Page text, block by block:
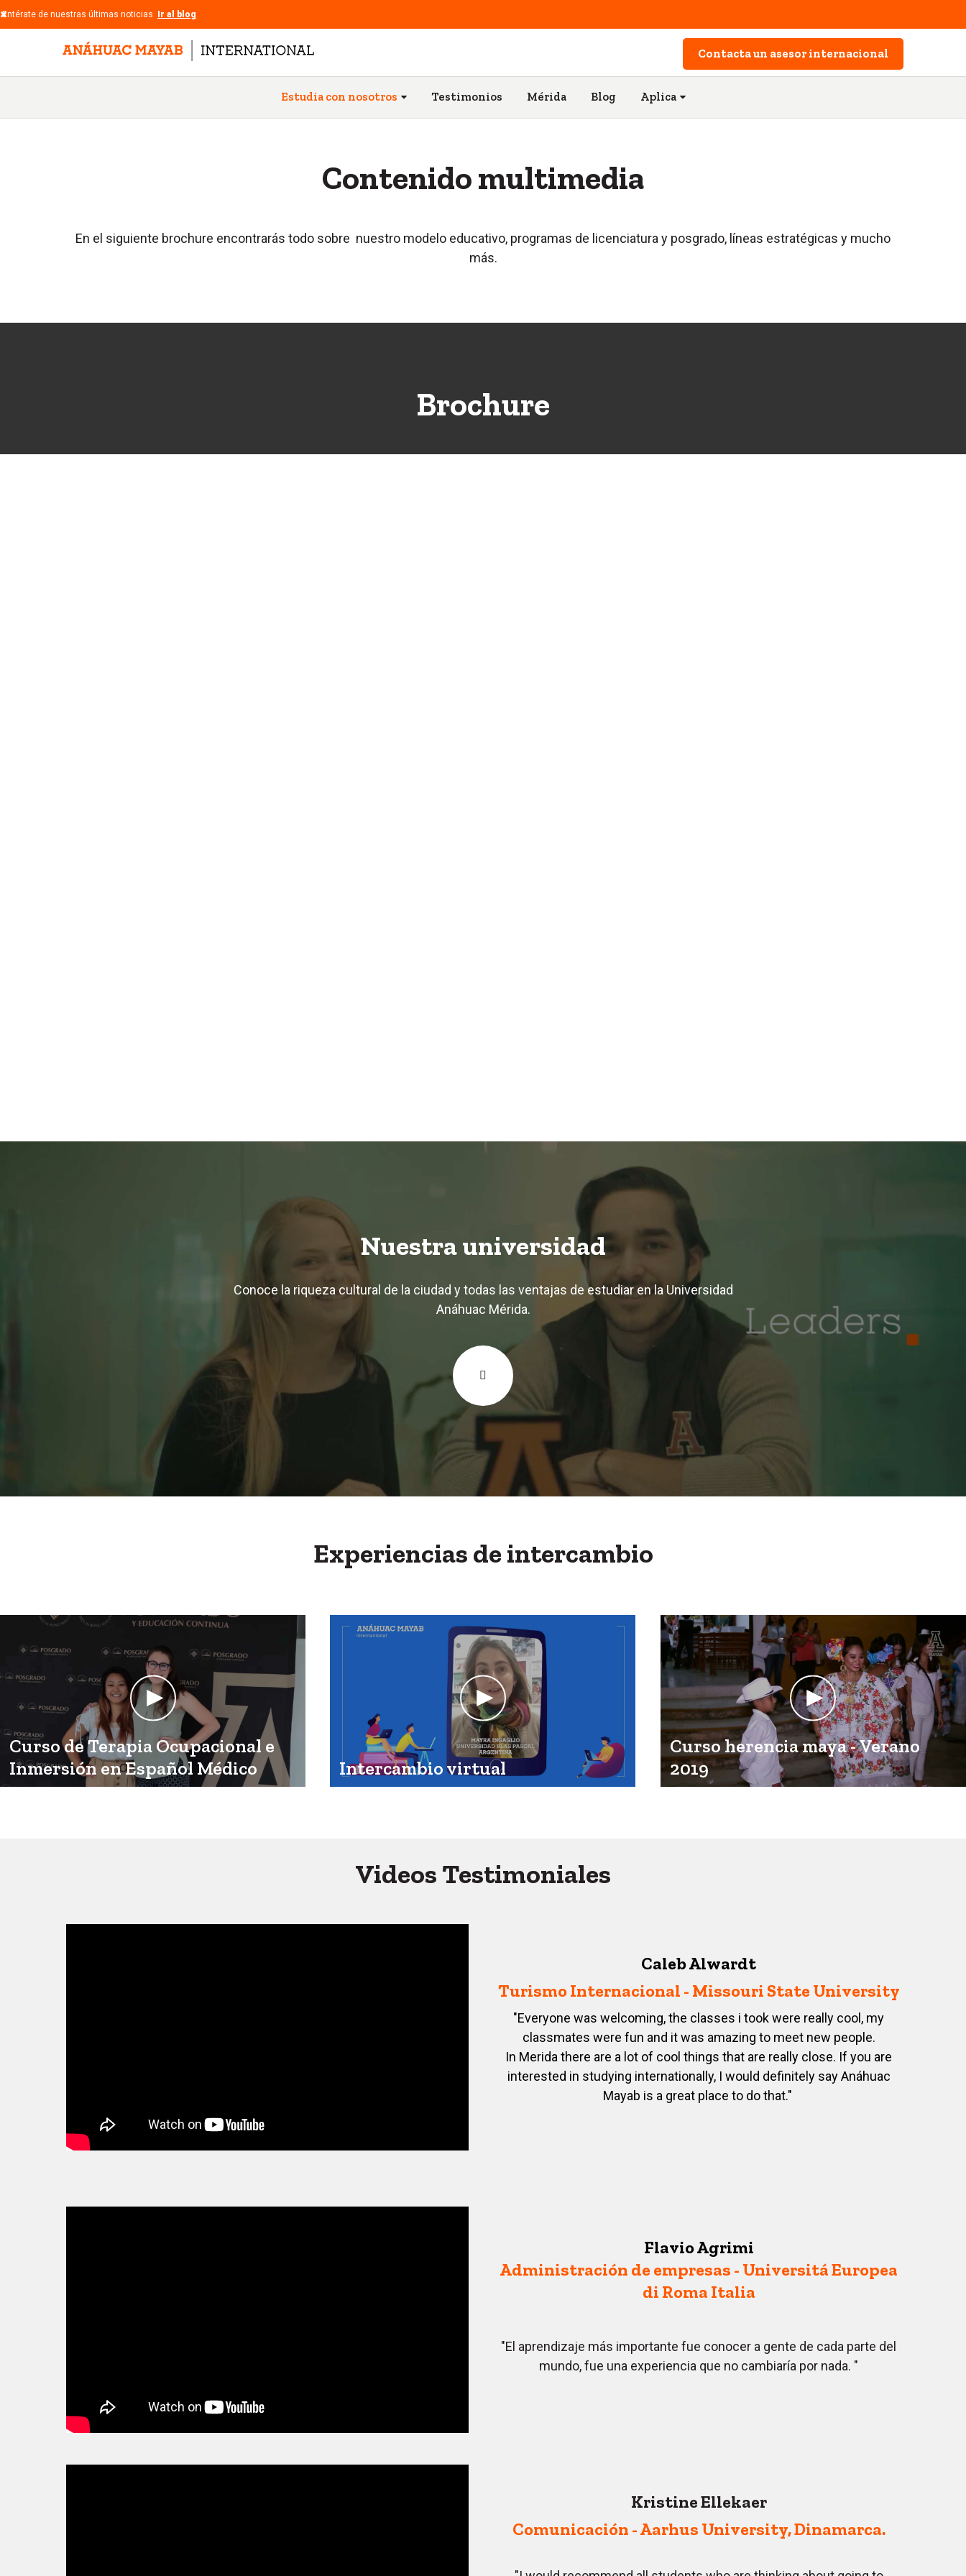
Entérate de nuestras últimas noticias Ir al blog
Contacta un asesor internacional
Estudia con nosotros Testimonios Mérida Blog Aplica
Contenido multimedia
En el siguiente brochure encontrarás todo sobre nuestro modelo educativo, programas de licenciatura y posgrado, líneas estratégicas y mucho
más.
Brochure
Nuestra universidad
Conoce la riqueza cultural de la ciudad y todas las ventajas de estudiar en la Universidad
Anáhuac Mérida.
Experiencias de intercambio
Curso de Terapia Ocupacional e
Inmersión en Español Médico
Intercambio virtual
Curso herencia maya - Verano
2019
Videos Testimoniales
Caleb Alwardt
Turismo Internacional - Missouri State University
"Everyone was welcoming, the classes i took were really cool, my
classmates were fun and it was amazing to meet new people.
In Merida there are a lot of cool things that are really close. If you are
interested in studying internationally, I would definitely say Anáhuac
Mayab is a great place to do that."
Flavio Agrimi
Administración de empresas - Universitá Europea
di Roma Italia
"El aprendizaje más importante fue conocer a gente de cada parte del
mundo, fue una experiencia que no cambiaría por nada. "
Kristine Ellekaer
Comunicación - Aarhus University, Dinamarca.